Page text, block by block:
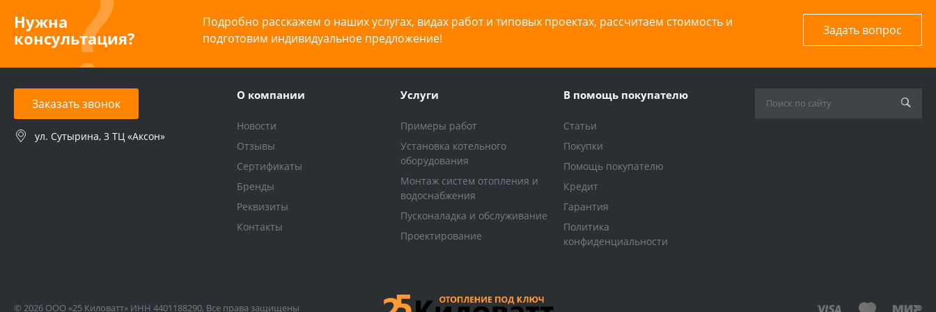
Нужна
консультация?
Подробно расскажем о наших услугах, видах работ и типовых проектах, рассчитаем стоимость и
подготовим индивидуальное предложение!
Задать вопрос
Заказать звонок
ул. Сутырина, 3 ТЦ «Аксон»
О компании
Новости
Отзывы
Сертификаты
Бренды
Реквизиты
Контакты
Услуги
Примеры работ
Установка котельного
оборудования
Монтаж систем отопления и
водоснабжения
Пусконаладка и обслуживание
Проектирование
В помощь покупателю
Статьи
Покупки
Помощь покупателю
Кредит
Гарантия
Политика
конфиденциальности
© 2026 ООО «25 Киловатт» ИНН 4401188290, Все права защищены